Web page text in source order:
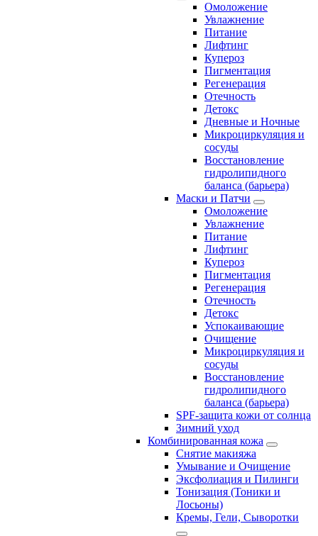
Омоложение
Увлажнение
Питание
Лифтинг
Купероз
Пигментация
Регенерация
Отечность
Детокс
Дневные и Ночные
Микроциркуляция и
сосуды
Восстановление
гидролипидного
баланса (барьера)
Маски и Патчи
Омоложение
Увлажнение
Питание
Лифтинг
Купероз
Пигментация
Регенерация
Отечность
Детокс
Успокаивающие
Очищение
Микроциркуляция и
сосуды
Восстановление
гидролипидного
баланса (барьера)
SPF-защита кожи от солнца
Зимний уход
Комбинированная кожа
Снятие макияжа
Умывание и Очищение
Эксфолиация и Пилинги
Тонизация (Тоники и
Лосьоны)
Кремы, Гели, Сыворотки